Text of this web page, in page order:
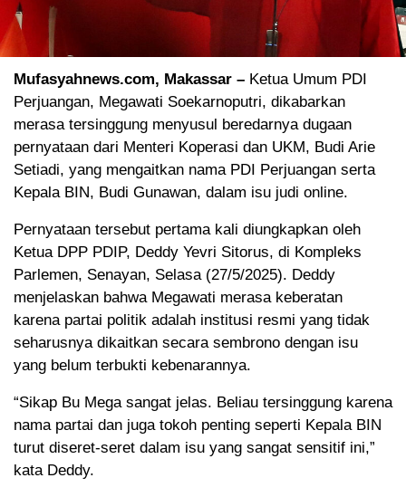
Mufasyahnews.com, Makassar – Ketua Umum PDI
Perjuangan, Megawati Soekarnoputri, dikabarkan
merasa tersinggung menyusul beredarnya dugaan
pernyataan dari Menteri Koperasi dan UKM, Budi Arie
Setiadi, yang mengaitkan nama PDI Perjuangan serta
Kepala BIN, Budi Gunawan, dalam isu judi online.
Pernyataan tersebut pertama kali diungkapkan oleh
Ketua DPP PDIP, Deddy Yevri Sitorus, di Kompleks
Parlemen, Senayan, Selasa (27/5/2025). Deddy
menjelaskan bahwa Megawati merasa keberatan
karena partai politik adalah institusi resmi yang tidak
seharusnya dikaitkan secara sembrono dengan isu
yang belum terbukti kebenarannya.
“Sikap Bu Mega sangat jelas. Beliau tersinggung karena
nama partai dan juga tokoh penting seperti Kepala BIN
turut diseret-seret dalam isu yang sangat sensitif ini,”
kata Deddy.